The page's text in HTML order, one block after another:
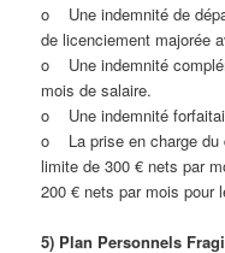
o Une indemnité de
de licenciement majorée
o Une indemnité
mois de salaire.
o Une indemnité
o La prise en charge du
limite de 300 € nets par
200 € nets par mois pour
5) Plan Personnels